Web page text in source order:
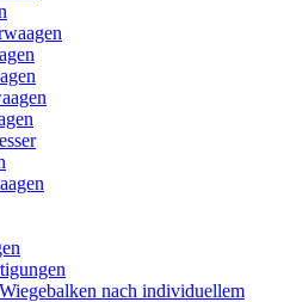
nach individuellem